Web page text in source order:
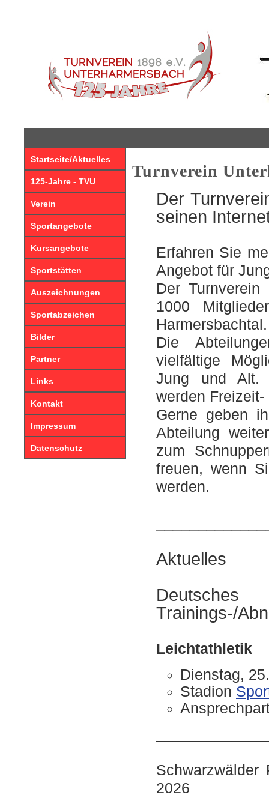
Startseite/Aktuelles
125-Jahre - TVU
Verein
Sportangebote
Kursangebote
Sportstätten
Auszeichnungen
Sportabzeichen
Bilder
Partner
Links
Kontakt
Impressum
Datenschutz
Turnverein
Der
seinen
Erfahren Sie
Angebot für
Der
1000
Harmersbachtal.
Die
vielfältige
Jung und Alt.
werden
Gerne geben
Abteilung
zum
freuen, wenn
werden.
Aktuelles
Trainings-/
Leichtathletik
Dienstag,
Stadion
Schwarzwälder
2026